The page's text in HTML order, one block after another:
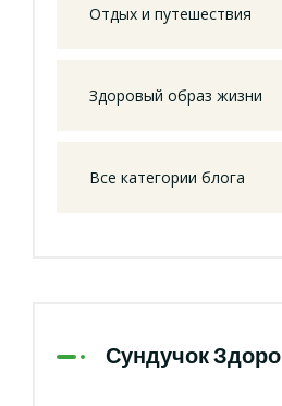
Отдых и путешествия
Здоровый образ жизни
Все категории блога
Сундучок